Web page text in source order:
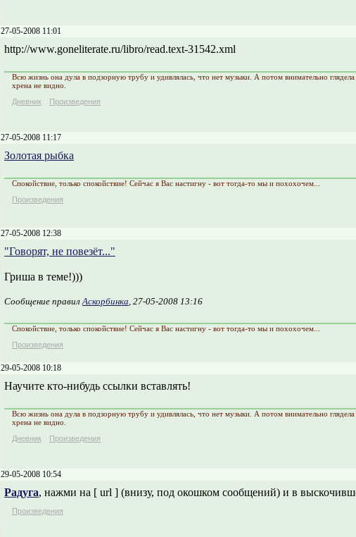
27-05-2008 11:01
http://www.goneliterate.ru/libro/read.text-31542.xml
Всю жизнь она дула в подзорную трубу и удивлялась, что нет музыки. А потом внимательно
хрена не видно.
Дневник
Произведения
27-05-2008 11:17
Золотая рыбка
Спокойствие, только спокойствие! Сейчас я Вас настигну - вот тогда-то мы и похохочем...
Произведения
27-05-2008 12:38
"Говорят, не повезёт..."
Гриша в теме!)))
Сообщение правилАскорбинка, 27-05-2008 13:16
Спокойствие, только спокойствие! Сейчас я Вас настигну - вот тогда-то мы и похохочем...
Произведения
29-05-2008 10:18
Научите кто-нибудь ссылки вставлять!
Всю жизнь она дула в подзорную трубу и удивлялась, что нет музыки. А потом внимательно
хрена не видно.
Дневник
Произведения
29-05-2008 10:54
Радуга, нажми на [ url ] (внизу, под окошком сообщений) и в
Произведения